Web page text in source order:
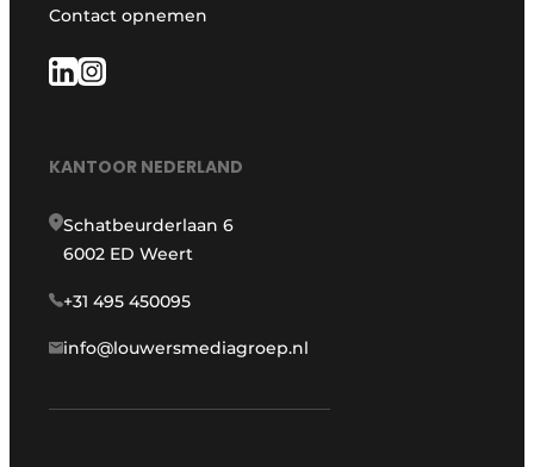
Contact opnemen
KANTOOR NEDERLAND
Schatbeurderlaan 6
6002 ED Weert
+31 495 450095
info@louwersmediagroep.nl